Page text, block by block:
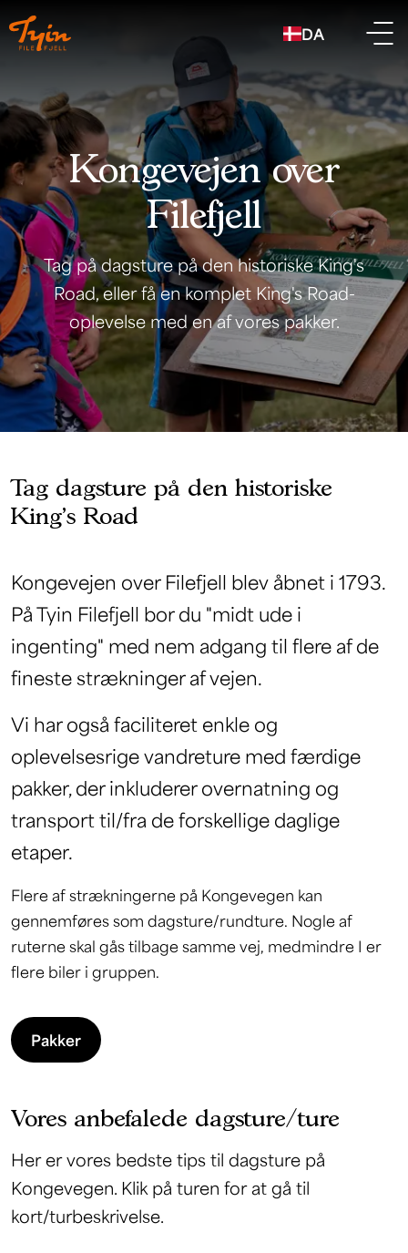
DA
Kongevejen over
Filefjell
Tag på dagsture på den historiske King's
Road, eller få en komplet King's Road-
oplevelse med en af ​​vores pakker.
Tag dagsture på den historiske
King's Road
Kongevejen over Filefjell blev åbnet i 1793.
På Tyin Filefjell bor du "midt ude i
ingenting" med nem adgang til flere af de
fineste strækninger af vejen.
Vi har også faciliteret enkle og
oplevelsesrige vandreture med færdige
pakker, der inkluderer overnatning og
transport til/fra de forskellige daglige
etaper.
Flere af strækningerne på Kongevegen kan
gennemføres som dagsture/rundture. Nogle af
ruterne skal gås tilbage samme vej, medmindre I er
flere biler i gruppen.
Pakker
Vores anbefalede dagsture/ture
Her er vores bedste tips til dagsture på
Kongevegen. Klik på turen for at gå til
kort/turbeskrivelse.